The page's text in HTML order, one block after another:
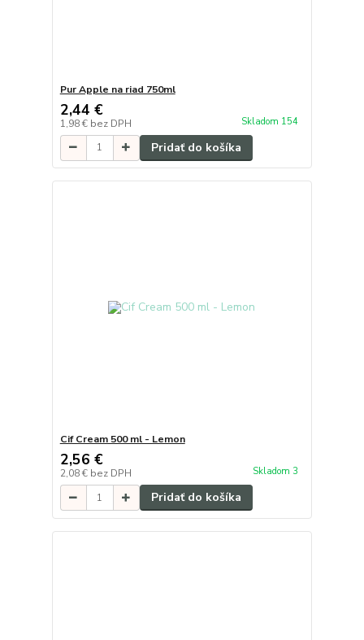
Pur Apple na riad 750ml
2,44 €
1,98 € bez DPH Skladom 154
Pridať do košíka
Cif Cream 500 ml - Lemon
2,56 €
2,08 € bez DPH Skladom 3
Pridať do košíka